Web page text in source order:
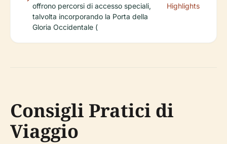
offrono percorsi di accesso speciali,
talvolta incorporando la Porta della
Gloria Occidentale (
Highlights
Consigli Pratici di
Viaggio